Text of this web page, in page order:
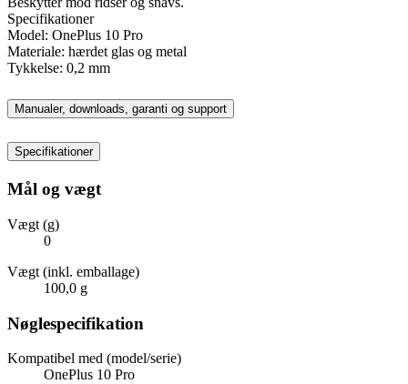
Specifikationer
Model: OnePlus 10 Pro
Materiale: hærdet glas og metal
Tykkelse: 0,2 mm
Manualer, downloads, garanti og support
Specifikationer
Mål og vægt
Vægt (g)
0
Vægt (inkl. emballage)
100,0 g
Nøglespecifikation
Kompatibel med (model/serie)
OnePlus 10 Pro